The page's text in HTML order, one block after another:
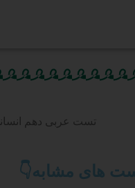
های مشابه👇